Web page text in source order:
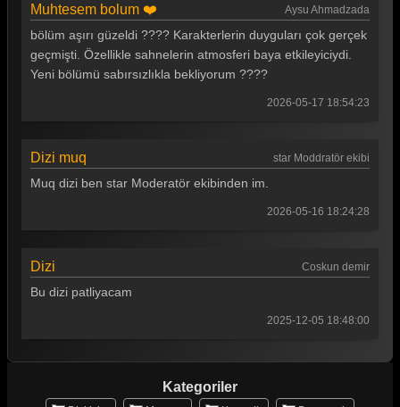
Muhtesem bolum ❤️ Aysu Ahmadzada
bölüm aşırı güzeldi ???? Karakterlerin duyguları çok gerçek
geçmişti. Özellikle sahnelerin atmosferi baya etkileyiciydi.
Yeni bölümü sabırsızlıkla bekliyorum ????
2026-05-17 18:54:23
Dizi muq star Moddratör ekibi
Muq dizi ben star Moderatör ekibinden im.
2026-05-16 18:24:28
Dizi Coskun demir
Bu dizi patliyacam
2025-12-05 18:48:00
Kategoriler